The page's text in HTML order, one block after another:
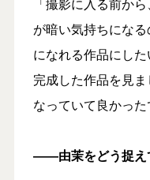
が暗い気持ちにな
になれる作品にした
完成した作品を見
なっていて良かった
――由茉をどう捉え